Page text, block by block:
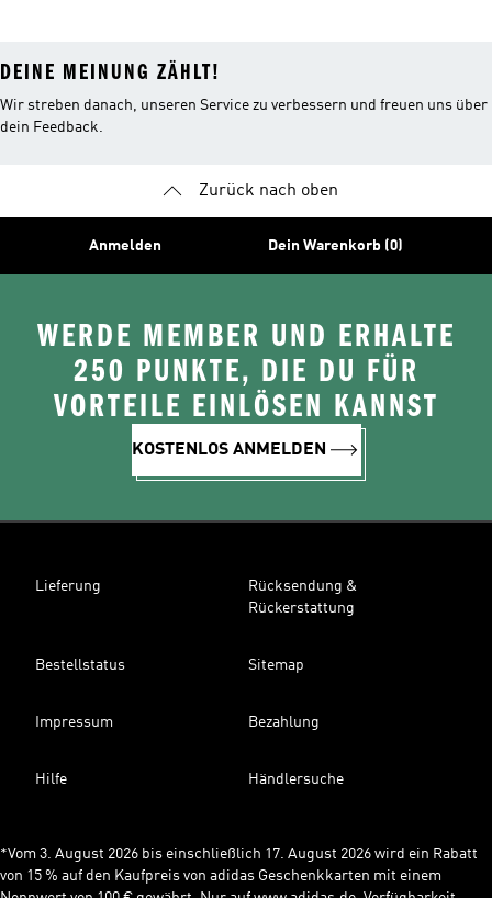
DEINE MEINUNG ZÄHLT!
Wir streben danach, unseren Service zu verbessern und freuen uns über
dein Feedback.
Zurück nach oben
Anmelden Dein Warenkorb (0)
WERDE MEMBER UND ERHALTE
250 PUNKTE, DIE DU FÜR
VORTEILE EINLÖSEN KANNST
KOSTENLOS ANMELDEN
Lieferung
Rücksendung &
Rückerstattung
Bestellstatus Sitemap
Impressum Bezahlung
Hilfe Händlersuche
*Vom 3. August 2026 bis einschließlich 17. August 2026 wird ein Rabatt
von 15 % auf den Kaufpreis von adidas Geschenkkarten mit einem